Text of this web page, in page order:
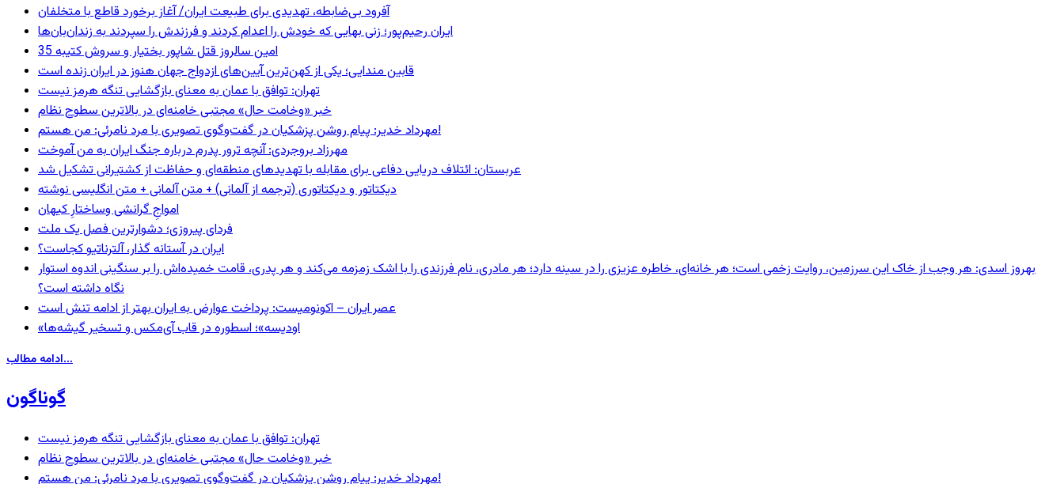
آفرود بی‌ضابطه، تهدیدی برای طبیعت ایران/ آغاز برخورد قاطع با متخلفان
ایران رحیم‌پور؛ زنی بهایی که خودش را اعدام کردند و فرزندش را سپردند به زندان‌بان‌ها
35 امین سالروز قتل شاپور بختیار و سروش کتیبه
قابین مندایی؛ یکی از کهن‌ترین آیین‌های ازدواج جهان هنوز در ایران زنده است
تهران: توافق با عمان به معنای بازگشایی تنگه هرمز نیست
خبر «وخامت حال» مجتبی خامنه‌ای در بالاترین سطوح نظام
مهرداد خدیر: پیام روشن پزشکیان در گفت‌و‌گوی تصویری با مرد نامرئی: من هستم!
مهرزاد بروجردی: آنچه ترور پدرم درباره جنگ ایران به من آموخت
عربستان: ائتلاف دریایی دفاعی برای مقابله با تهدیدهای منطقه‌ای و حفاظت از کشتیرانی تشکیل شد
دیکتاتور و دیکتاتوری (ترجمه از آلمانی) + متن آلمانی + متن انگلیسی نوشته
‌امواجِ گرانشی وساختارِ کیهان
فردای پیروزی؛ دشوارترین فصل یک ملت
ایران در آستانه گذار، آلترناتیو کجاست؟
بهروز اسدی: هر وجب از خاک‌ این سرزمین، روایت زخمی است؛ هر خانه‌ای، خاطره عزیزی را در سینه دارد؛ هر مادری، نام فرزندی را با اشک زمزمه می‌کند و هر پدری، قامت خمیده‌اش را بر سنگینی اندوه استوار
نگاه داشته است؟
عصر ایران – اکونومیست: پرداخت عوارض به ایران بهتر از ادامه تنش است
«اودیسه»؛ اسطوره در قاب آی‌مکس و تسخیر گیشه‌ها
ادامه مطالب...
گوناگون
تهران: توافق با عمان به معنای بازگشایی تنگه هرمز نیست
خبر «وخامت حال» مجتبی خامنه‌ای در بالاترین سطوح نظام
مهرداد خدیر: پیام روشن پزشکیان در گفت‌و‌گوی تصویری با مرد نامرئی: من هستم!